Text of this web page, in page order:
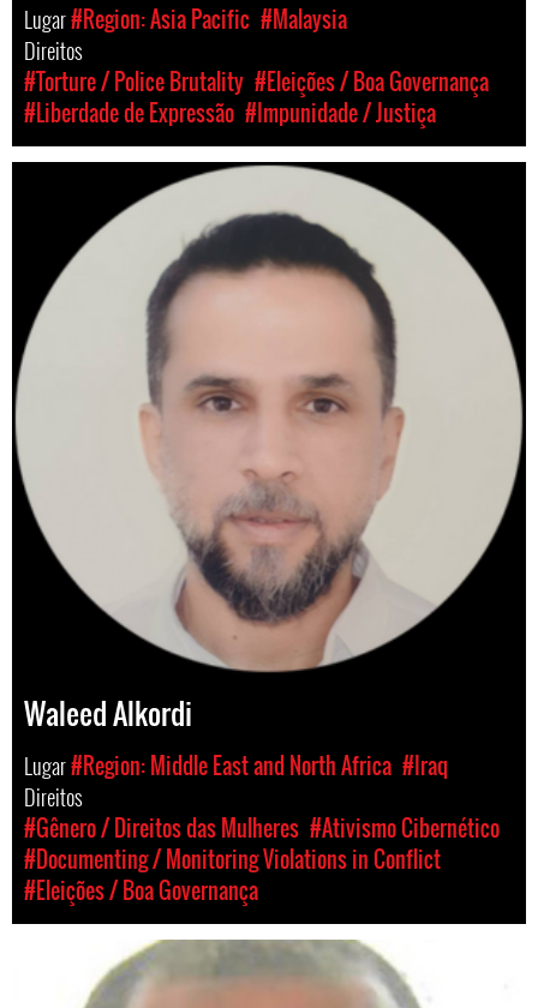
Lugar#Region: Asia Pacific #Malaysia
Direitos
#Torture / Police Brutality #Eleições / Boa Governança
#Liberdade de Expressão #Impunidade / Justiça
Waleed Alkordi
Lugar#Region: Middle East and North Africa #Iraq
Direitos
#Gênero / Direitos das Mulheres #Ativismo Cibernético
#Documenting / Monitoring Violations in Conflict
#Eleições / Boa Governança